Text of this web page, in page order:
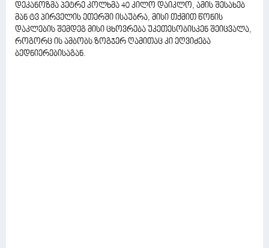
დეკანოზმა პეტრე კოლხმა 40 კილო დაიკლო, ამის შესახებ
მან ტვ პირველის ეთერში ისაუბრა, მისი თქმით წონის
დაკლების შემდეგ მისი ცხოვრება უკეთესობისკენ შეიცვალა,
როგორც ის ამბობს ზოგჯერ ღამითაც კი ეღვიძება
ბედნიერებისაგან.